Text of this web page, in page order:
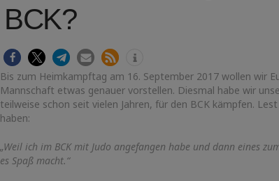
BCK?
Bis zum Heimkampftag am 16. September 2017 wollen wir
Mannschaft etwas genauer vorstellen. Diesmal habe wir
teilweise schon seit vielen Jahren, für den BCK kämpfen.
haben:
„Weil ich im BCK mit Judo angefangen habe und dann eines
es Spaß macht.“